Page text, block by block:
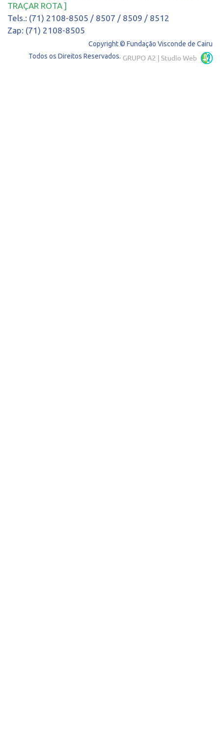
TRAÇAR ROTA ]
Tels.: (71) 2108-8505 / 8507 / 8509 / 8512
Zap: (71) 2108-8505
Copyright © Fundação Visconde de Cairu
Todos os Direitos Reservados.